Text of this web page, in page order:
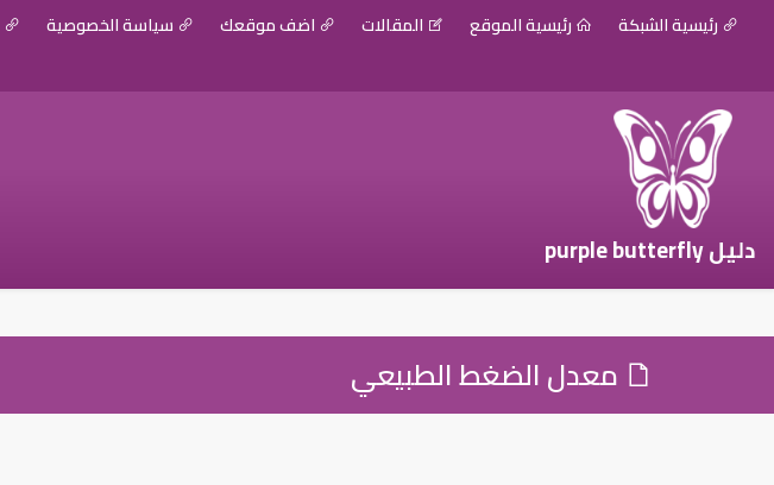
رئيسية الشبكة رئيسية الموقع المقالات اضف موقعك سياسة الخصوصية
دليل purple butterfly
معدل الضغط الطبيعي